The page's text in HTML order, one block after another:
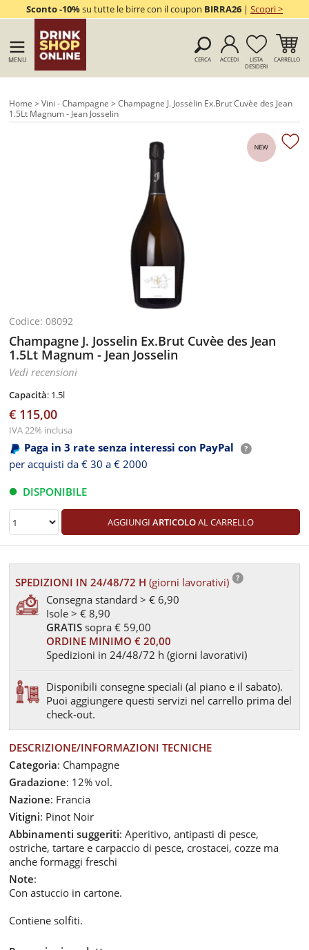
Sconto -10%su tutte le birre con il coupon BIRRA26| Scopri >
MENU CERCA ACCEDI
LISTA
DESIDERI
CARRELLO
Home >Vini - Champagne > Champagne J. Josselin Ex.Brut Cuvèe des Jean
1.5Lt Magnum - Jean Josselin
Codice: 08092
Champagne J. Josselin Ex.Brut Cuvèe des Jean
1.5Lt Magnum - Jean Josselin
Vedi recensioni
Capacità: 1.5l
€ 115,00
IVA 22% inclusa
Paga in 3 rate senza interessi con PayPal
per acquisti da € 30 a € 2000
DISPONIBILE
AGGIUNGI ARTICOLOAL CARRELLO
SPEDIZIONI IN 24/48/72 H(giorni lavorativi)
Consegna standard > € 6,90
Isole > € 8,90
GRATIS sopra € 59,00
ORDINE MINIMO € 20,00
Spedizioni in 24/48/72 h (giorni lavorativi)
Disponibili consegne speciali (al piano e il sabato).
Puoi aggiungere questi servizi nel carrello prima del
check-out.
DESCRIZIONE/INFORMAZIONI TECNICHE
Categoria: Champagne
Gradazione: 12% vol.
Nazione: Francia
Vitigni: Pinot Noir
Abbinamenti suggeriti: Aperitivo, antipasti di pesce,
ostriche, tartare e carpaccio di pesce, crostacei, cozze ma
anche formaggi freschi
Note:
Con astuccio in cartone.
Contiene solfiti.